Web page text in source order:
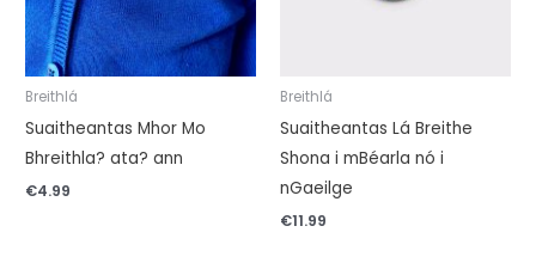
Breithlá
Suaitheantas Mhor Mo
Bhreithla? ata? ann
€4.99
Breithlá
Suaitheantas Lá Breithe
Shona i mBéarla nó i
nGaeilge
€11.99